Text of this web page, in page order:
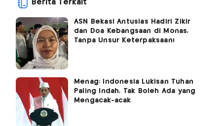
Berita Terkait
ASN Bekasi Antusias Hadiri Zikir
dan Doa Kebangsaan di Monas,
Tanpa Unsur Keterpaksaan!
Menag: Indonesia Lukisan Tuhan
Paling Indah, Tak Boleh Ada yang
Mengacak-acak